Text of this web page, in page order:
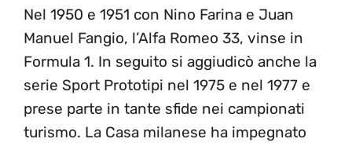
Nel 1950 e 1951 con Nino Farina e Juan
Manuel Fangio, l’Alfa Romeo 33, vinse in
Formula 1. In seguito si aggiudicò anche la
serie Sport Prototipi nel 1975 e nel 1977 e
prese parte in tante sfide nei campionati
turismo. La Casa milanese ha impegnato